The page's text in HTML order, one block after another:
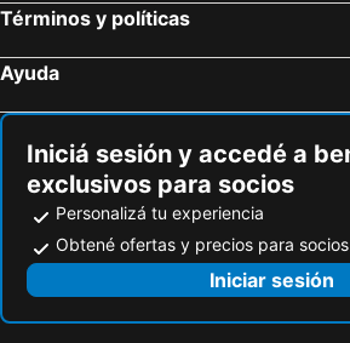
Términos y políticas
Ayuda
Iniciá sesión y accedé a
exclusivos para socios
Personalizá tu experiencia
Obtené ofertas y precios para socios
Iniciar sesión